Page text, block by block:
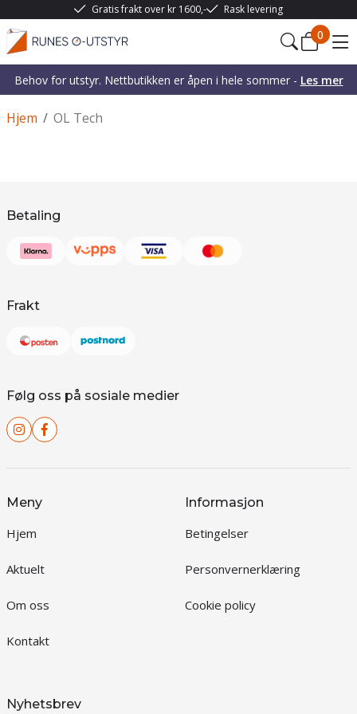
Gratis frakt over kr 1600,- Rask levering
0
Behov for utstyr. Nettbutikken er åpen i hele sommer - Les mer
/
Hjem OL Tech
Betaling
Frakt
Følg oss på sosiale medier
Meny
Hjem
Aktuelt
Om oss
Kontakt
Informasjon
Betingelser
Personvernerklæring
Cookie policy
Nyhetsbrev